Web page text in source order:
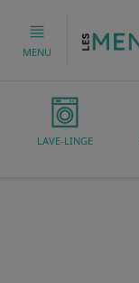
MENU
LAVE-LINGE